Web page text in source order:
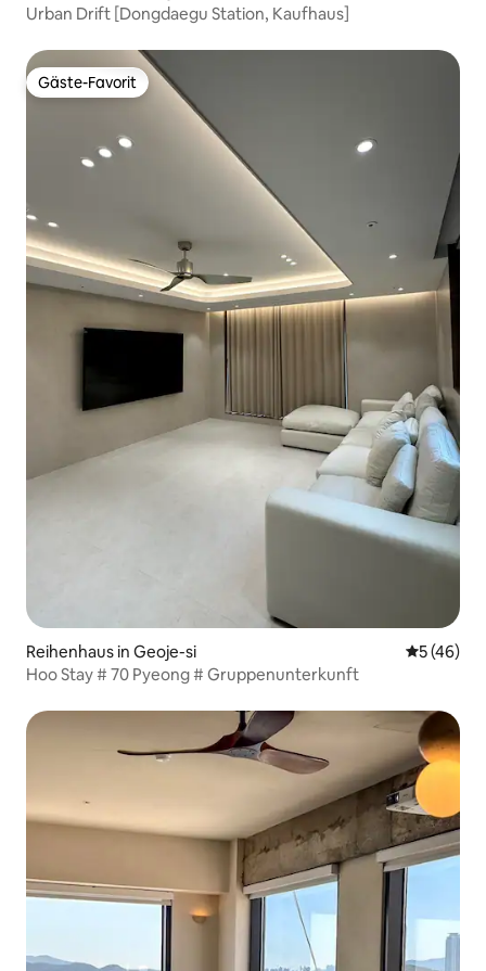
Urban Drift [Dongdaegu Station, Kaufhaus]
Gäste-Favorit
Gäste-Favorit
Reihenhaus in Geoje-si
5 (46)
Hoo Stay # 70 Pyeong # Gruppenunterkunft